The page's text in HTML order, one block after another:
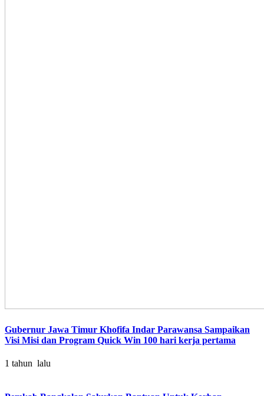
Gubernur Jawa Timur Khofifa Indar Parawansa Sampaikan
Visi Misi dan Program Quick Win 100 hari kerja pertama
1 tahun lalu